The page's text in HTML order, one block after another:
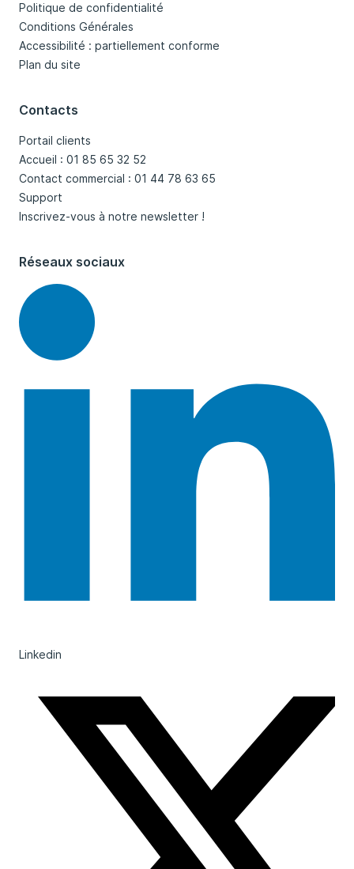
Politique de confidentialité
Conditions Générales
Accessibilité : partiellement conforme
Plan du site
Contacts
Portail clients
Accueil : 01 85 65 32 52
Contact commercial : 01 44 78 63 65
Support
Inscrivez-vous à notre newsletter !
Réseaux sociaux
Linkedin